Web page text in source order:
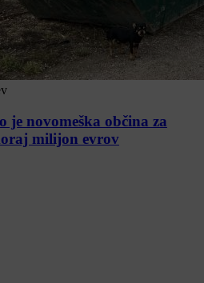
je novomeška občina za
milijon evrov